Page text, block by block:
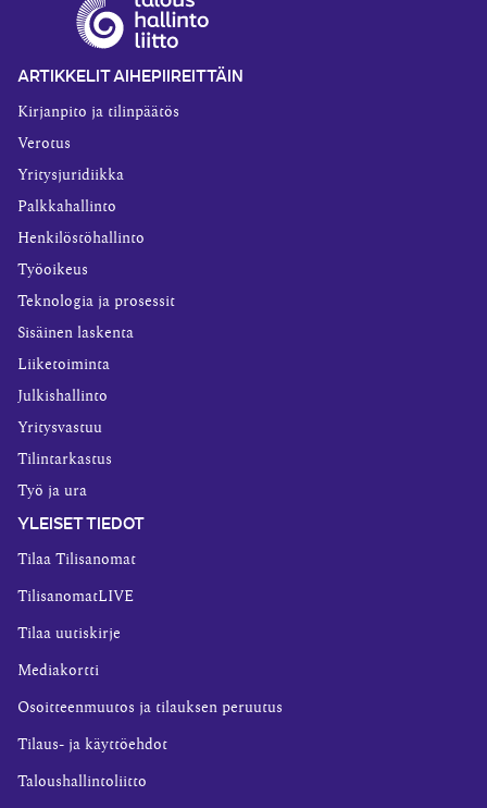
ARTIKKELIT AIHEPIIREITTÄIN
Kirjanpito ja tilinpäätös
Verotus
Yritysjuridiikka
Palkkahallinto
Henkilöstöhallinto
Työoikeus
Teknologia ja prosessit
Sisäinen laskenta
Liiketoiminta
Julkishallinto
Yritysvastuu
Tilintarkastus
Työ ja ura
YLEISET TIEDOT
Tilaa Tilisanomat
TilisanomatLIVE
Tilaa uutiskirje
Mediakortti
Osoitteenmuutos ja tilauksen peruutus
Tilaus- ja käyttöehdot
Taloushallintoliitto